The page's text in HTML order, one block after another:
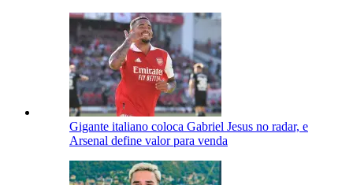
Gigante italiano coloca Gabriel Jesus no radar, e
Arsenal define valor para venda